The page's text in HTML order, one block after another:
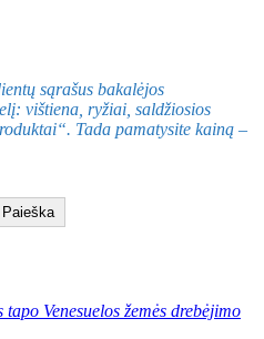
sąrašus bakalėjos
vištiena, ryžiai, saldžiosios
Tada pamatysite kainą –
Paieška
Venesuelos žemės drebėjimo